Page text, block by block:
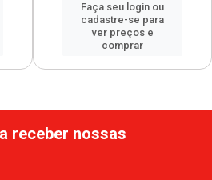
Faça seu login ou
cadastre-se para
ver preços e
comprar
receber nossas